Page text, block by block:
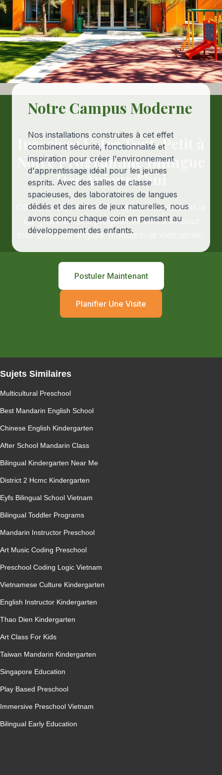
Notre Campus Moderne
Nos installations construites à cet effet
combinent sécurité, fonctionnalité et
inspiration pour créer l'environnement
d'apprentissage idéal pour les jeunes
esprits. Avec des salles de classe
spacieuses, des laboratoires de langues
dédiés et des aires de jeux naturelles, nous
avons conçu chaque coin en pensant au
développement des enfants.
Inscrivez Votre Tout-Petit à
Notre Programme Bilingue
Dès Aujourd'hui
Offrez à votre enfant le meilleur départ dans la
vie grâce à notre programme immersif pour
tout-petits en anglais, mandarin et vietnamien.
Postuler Maintenant
Planifier Une Visite
Sujets Similaires
Multicultural Preschool
Best Mandarin English School
Chinese English Kindergarten
After School Mandarin Class
Bilingual Kindergarten Near Me
District 2 Hcmc Kindergarten
Eyfs Bilingual School Vietnam
Bilingual Toddler Programs
Mandarin Instructor Preschool
Art Music Coding Preschool
Preschool Coding Logic Vietnam
Vietnamese Culture Kindergarten
English Instructor Kindergarten
Thao Dien Kindergarten
Art Class For Kids
Taiwan Mandarin Kindergarten
Singapore Education
Play Based Preschool
Immersive Preschool Vietnam
Bilingual Early Education